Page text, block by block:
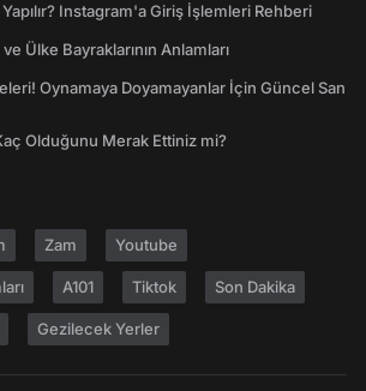
Instagram'a Giriş İşlemleri Rehberi
Ülke Bayraklarının Anlamları
Oynamaya Doyamayanlar İçin Güncel San
Olduğunu Merak Ettiniz mi?
Zam Youtube
A101 Tiktok Son Dakika
Gezilecek Yerler